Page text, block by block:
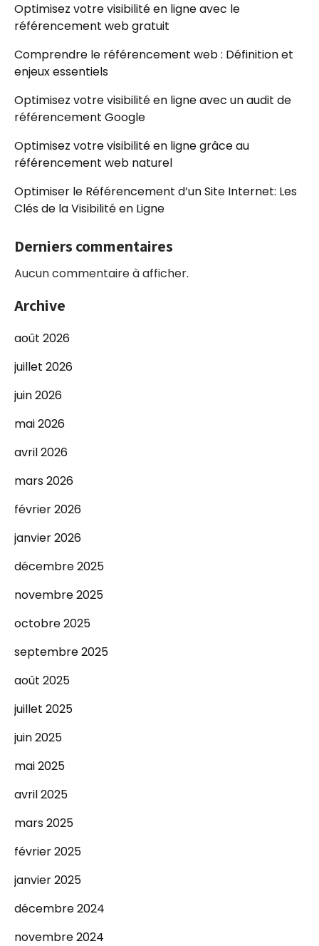
Optimisez votre visibilité en ligne avec le
référencement web gratuit
Comprendre le référencement web : Définition et
enjeux essentiels
Optimisez votre visibilité en ligne avec un audit de
référencement Google
Optimisez votre visibilité en ligne grâce au
référencement web naturel
Optimiser le Référencement d’un Site Internet: Les
Clés de la Visibilité en Ligne
Derniers commentaires
Aucun commentaire à afficher.
Archive
août 2026
juillet 2026
juin 2026
mai 2026
avril 2026
mars 2026
février 2026
janvier 2026
décembre 2025
novembre 2025
octobre 2025
septembre 2025
août 2025
juillet 2025
juin 2025
mai 2025
avril 2025
mars 2025
février 2025
janvier 2025
décembre 2024
novembre 2024